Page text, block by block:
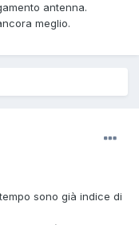
antenna.
meglio.
sono già indice di